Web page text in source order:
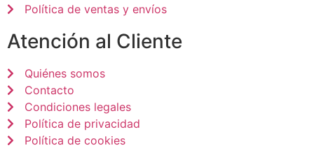
Política de ventas y envíos
Atención al Cliente
Quiénes somos
Contacto
Condiciones legales
Política de privacidad
Política de cookies